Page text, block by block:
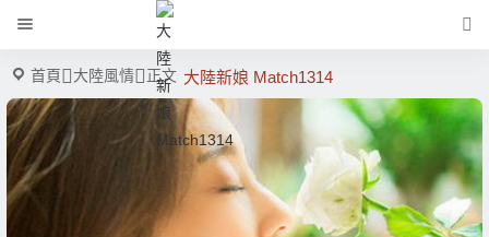
大陸新娘 Match1314
首頁 大陸風情 正文